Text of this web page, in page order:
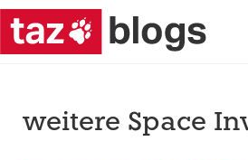
weitere Space